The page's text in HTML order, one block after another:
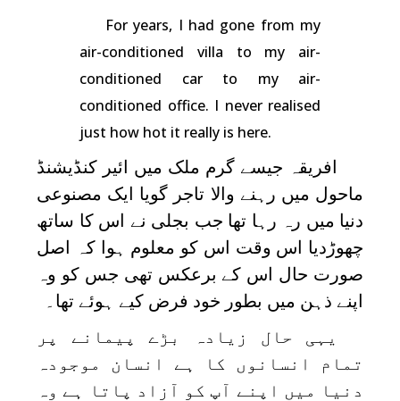
For years, I had gone from my
air-conditioned villa to my air-
conditioned car to my air-
conditioned office. I never realised
just how hot it really is here.
افریقہ جیسے گرم ملک میں ائیر کنڈیشنڈ
ماحول میں رہنے والا تاجر گویا ایک مصنوعی
دنیا میں رہ رہا تھا جب بجلی نے اس کا ساتھ
چھوڑدیا اس وقت اس کو معلوم ہوا کہ اصل
صورت حال اس کے برعکس تھی جس کو وہ
اپنے ذہن میں بطور خود فرض کیے ہوئے تھا۔
یہی حال زیادہ بڑے پیمانے پر
تمام انسانوں کا ہے انسان موجودہ
دنیا میں اپنے آپ کو آزاد پاتا ہے وہ